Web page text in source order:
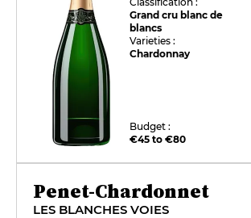
Grand cru blanc de
blancs
Varieties :
Chardonnay
Budget :
€45 to €80
Penet-Chardonnet
LES BLANCHES VOIES